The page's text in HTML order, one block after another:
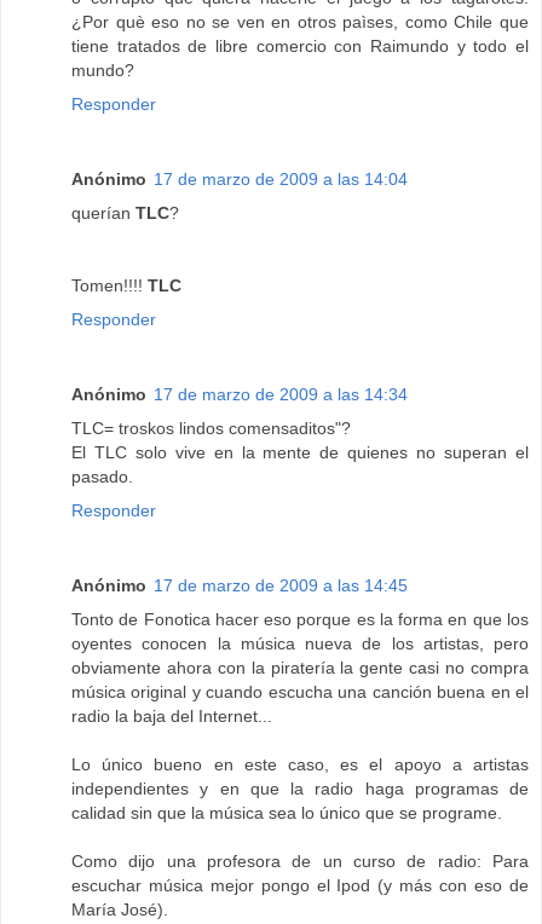
¿Por què eso no se ven en otros paìses, como Chile que
tiene tratados de libre comercio con Raimundo y todo el
mundo?
Responder
Anónimo 17 de marzo de 2009 a las 14:04
querían TLC?
Tomen!!!! TLC
Responder
Anónimo 17 de marzo de 2009 a las 14:34
TLC= troskos lindos comensaditos"?
El TLC solo vive en la mente de quienes no superan el
pasado.
Responder
Anónimo 17 de marzo de 2009 a las 14:45
Tonto de Fonotica hacer eso porque es la forma en que los
oyentes conocen la música nueva de los artistas, pero
obviamente ahora con la piratería la gente casi no compra
música original y cuando escucha una canción buena en el
radio la baja del Internet...
Lo único bueno en este caso, es el apoyo a artistas
independientes y en que la radio haga programas de
calidad sin que la música sea lo único que se programe.
Como dijo una profesora de un curso de radio: Para
escuchar música mejor pongo el Ipod (y más con eso de
María José).